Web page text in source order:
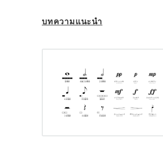
บทความแนะนำ